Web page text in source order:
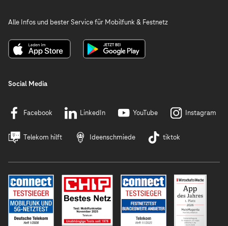
Alle Infos und bester Service für Mobilfunk & Festnetz
Social Media
Facebook LinkedIn YouTube Instagram
Telekom hilft Ideenschmiede tiktok